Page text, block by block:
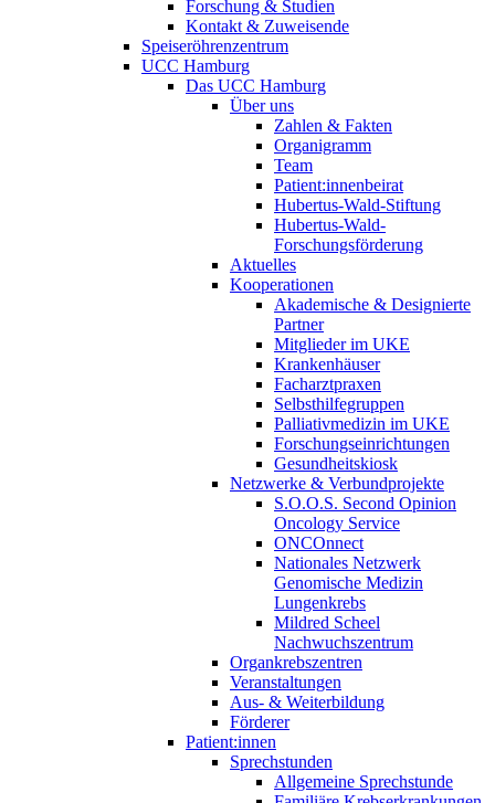
Forschung & Studien
Kontakt & Zuweisende
Speiseröhrenzentrum
UCC Hamburg
Das UCC Hamburg
Über uns
Zahlen & Fakten
Organigramm
Team
Patient:innenbeirat
Hubertus-Wald-Stiftung
Hubertus-Wald-
Forschungsförderung
Aktuelles
Kooperationen
Akademische & Designierte
Partner
Mitglieder im UKE
Krankenhäuser
Facharztpraxen
Selbsthilfegruppen
Palliativmedizin im UKE
Forschungseinrichtungen
Gesundheitskiosk
Netzwerke & Verbundprojekte
S.O.O.S. Second Opinion
Oncology Service
ONCOnnect
Nationales Netzwerk
Genomische Medizin
Lungenkrebs
Mildred Scheel
Nachwuchszentrum
Organkrebszentren
Veranstaltungen
Aus- & Weiterbildung
Förderer
Patient:innen
Sprechstunden
Allgemeine Sprechstunde